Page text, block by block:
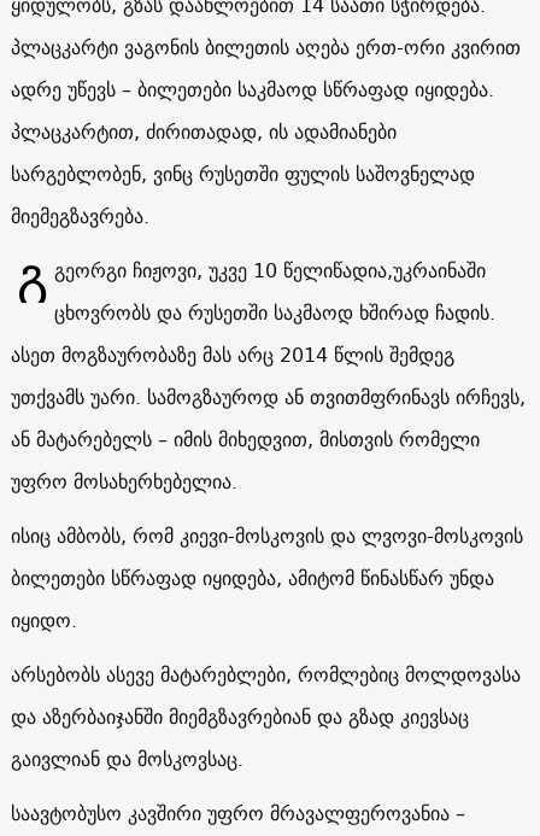
პლაცკარტი ვაგონის ბილეთის აღება ერთ-ორი კვირით
ადრე უწევს – ბილეთები საკმაოდ სწრაფად იყიდება.
პლაცკარტით, ძირითადად, ის ადამიანები
სარგებლობენ, ვინც რუსეთში ფულის საშოვნელად
მიემეგზავრება.
Გ გეორგი ჩიჟოვი, უკვე 10 წელიწადია,უკრაინაში
ცხოვრობს და რუსეთში საკმაოდ ხშირად ჩადის.
ასეთ მოგზაურობაზე მას არც 2014 წლის შემდეგ
უთქვამს უარი. სამოგზაუროდ ან თვითმფრინავს ირჩევს,
ან მატარებელს – იმის მიხედვით, მისთვის რომელი
უფრო მოსახერხებელია.
ისიც ამბობს, რომ კიევი-მოსკოვის და ლვოვი-მოსკოვის
ბილეთები სწრაფად იყიდება, ამიტომ წინასწარ უნდა
იყიდო.
არსებობს ასევე მატარებლები, რომლებიც მოლდოვასა
და აზერბაიჯანში მიემგზავრებიან და გზად კიევსაც
გაივლიან და მოსკოვსაც.
საავტობუსო კავშირი უფრო მრავალფეროვანია –